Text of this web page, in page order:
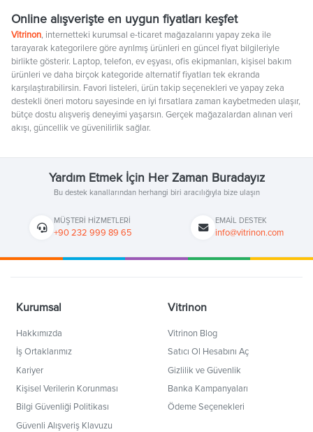
Online alışverişte en uygun fiyatları keşfet
Vitrinon, internetteki kurumsal e-ticaret mağazalarını yapay zeka ile
tarayarak kategorilere göre ayrılmış ürünleri en güncel fiyat bilgileriyle
birlikte gösterir. Laptop, telefon, ev eşyası, ofis ekipmanları, kişisel bakım
ürünleri ve daha birçok kategoride alternatif fiyatları tek ekranda
karşılaştırabilirsin. Favori listeleri, ürün takip seçenekleri ve yapay zeka
destekli öneri motoru sayesinde en iyi fırsatlara zaman kaybetmeden ulaşır,
bütçe dostu alışveriş deneyimi yaşarsın. Gerçek mağazalardan alınan veri
akışı, güncellik ve güvenilirlik sağlar.
Yardım Etmek İçin Her Zaman Buradayız
Bu destek kanallarından herhangi biri aracılığıyla bize ulaşın
MÜŞTERI HIZMETLERI
+90 232 999 89 65
EMAIL DESTEK
info@vitrinon.com
Kurumsal
Hakkımızda
İş Ortaklarımız
Kariyer
Kişisel Verilerin Korunması
Bilgi Güvenliği Politikası
Güvenli Alışveriş Klavuzu
Vitrinon
Vitrinon Blog
Satıcı Ol Hesabını Aç
Gizlilik ve Güvenlik
Banka Kampanyaları
Ödeme Seçenekleri